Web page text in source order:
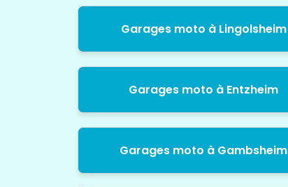
Garages moto à Lingolsheim
Garages moto à Entzheim
Garages moto à Gambsheim